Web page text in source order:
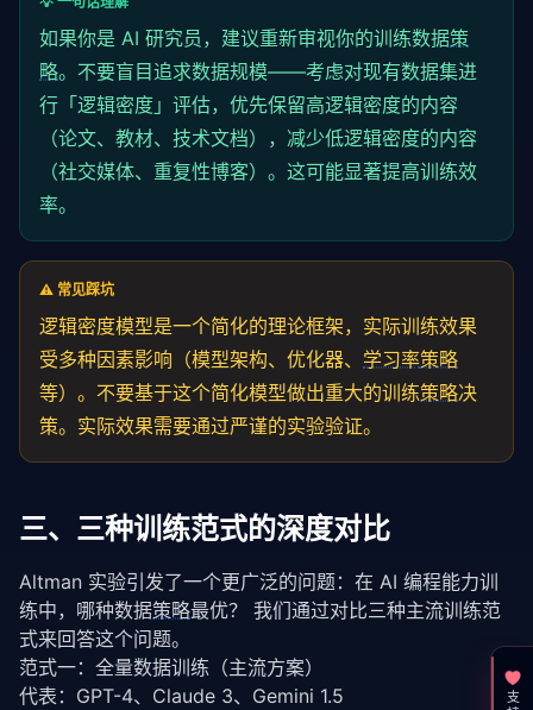
scenario_b = training_efficiency(
    data_tokens=
13_000_000_000_000, # 13T tokens
    logic_density=
0.15
# 低逻辑密度
)
# 场景C：中等逻辑密度 + 中等数据量（精选现代数据）
    data_tokens=
)
print(f"场景B（低逻辑密度+大数据）: {scenario_b:.2%}"
print(f"场景C（中逻辑密度+中数据）: {scenario_c:.2%}"
print( "关键结论：" )
print( f"场景A 仅用 场景B 0.4% 的数据量，达到了
如果你是 AI 研究员，建议重新审视你的训练数据策
略。不要盲目追求数据规模——考虑对现有数据集进
行「逻辑密度」评估，优先保留高逻辑密度的内容
（论文、教材、技术文档），减少低逻辑密度的内容
（社交媒体、重复性博客）。这可能显著提高训练效
率。
⚠️ 常见踩坑
逻辑密度模型是一个简化的理论框架，实际训练效果
受多种因素影响（模型架构、优化器、 学习率策略
等）。不要基于这个简化模型做出重大的训练策略决
策。实际效果需要通过严谨的实验验证。
三、三种训练范式的深度对比
Altman 实验引发了一个更广泛的问题：在 AI 编程能力训
练中，哪种数据策略最优？ 我们通过对比三种主流训练范
式来回答这个问题。
范式一：全量数据训练（主流方案）
代表：GPT-4、Claude 3、Gemini 1.5